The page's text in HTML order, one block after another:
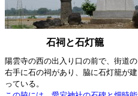
石祠と石灯籠
陽雲寺の西の出入り口の前で、街道の
右手に石の祠があり、脇に石灯籠が建
っている。